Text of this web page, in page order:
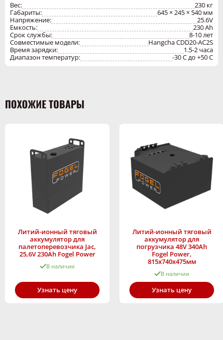
Вес:
230 кг
Габариты:
645 × 245 × 540 мм
Напряжение:
25.6V
Емкость:
230 Ah
Срок службы:
8-10 лет
Совместимые модели:
Hangcha CDD20-AC2S
Время зарядки:
1.5-2 часа
Диапазон температур:
-30 C до +50 C
ПОХОЖИЕ ТОВАРЫ
Литий-ионный тяговый
аккумулятор для
палетоперевозчика Jac,
25,6V 230Ah Fogel Power
В наличии
Узнать цену
Литий-ионный тяговый
аккумулятор для
погрузчика 48V 340Ah
Fogel Power,
815x740x475мм
В наличии
Узнать цену